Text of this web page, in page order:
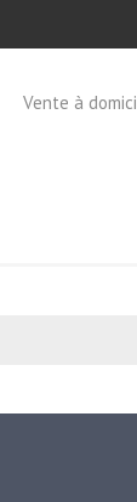
Vente à